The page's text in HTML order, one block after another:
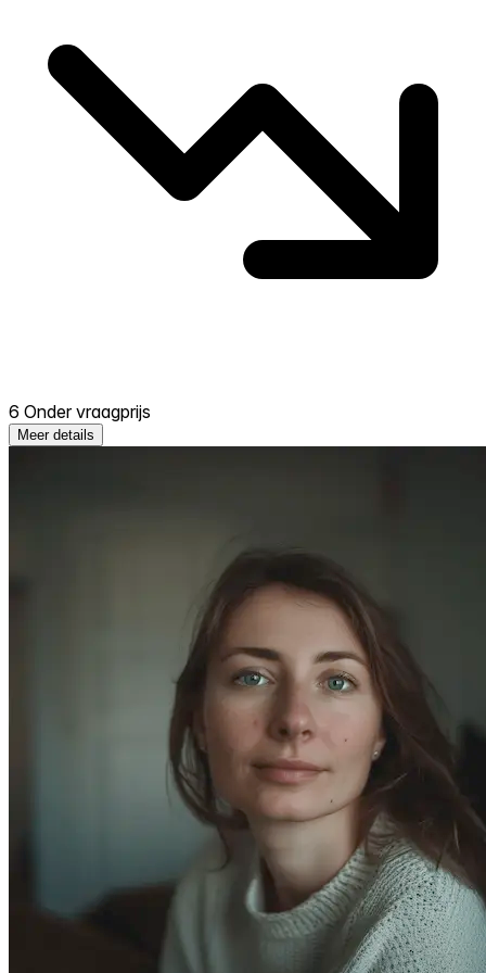
6 Onder vraagprijs
Meer details